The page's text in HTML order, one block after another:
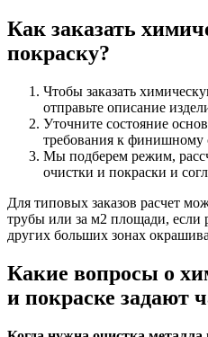
Как заказать
покраску?
Чтобы заказать
отправьте описание
Уточните состояние
требования к финишному
Мы подберем режим,
очистки и покраски и
Для типовых заказов расчет
трубы или за м2 площади, если
других больших зонах
Какие вопросы о
и покраске задают